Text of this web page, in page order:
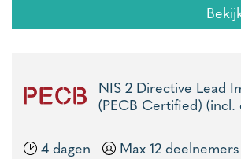
NIS 2 Directive Lead
(PECB Certified) (incl.
4 dagen
Max 12 deelnemers